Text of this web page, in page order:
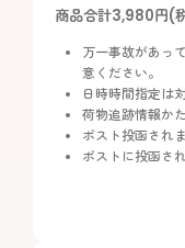
商品合計3,980円(
万一事故があっ
意ください。
日時時間指定は
荷物追跡情報か
ポスト投函されま
ポストに投函さ